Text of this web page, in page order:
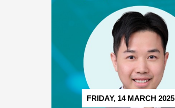
FRIDAY, 14 MARCH 2025